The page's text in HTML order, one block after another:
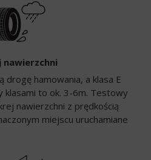
nawierzchni
drogę hamowania, a klasa E
klasami to ok. 3-6m. Testowy
nawierzchni z prędkością
miejscu uruchamiane